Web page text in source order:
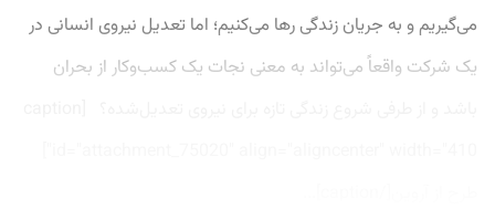
می‌گیریم و به جریان زندگی رها می‌کنیم؛ اما تعدیل نیروی انسانی در
یک شرکت واقعاً می‌تواند به معنی نجات یک کسب‌وکار از بحران